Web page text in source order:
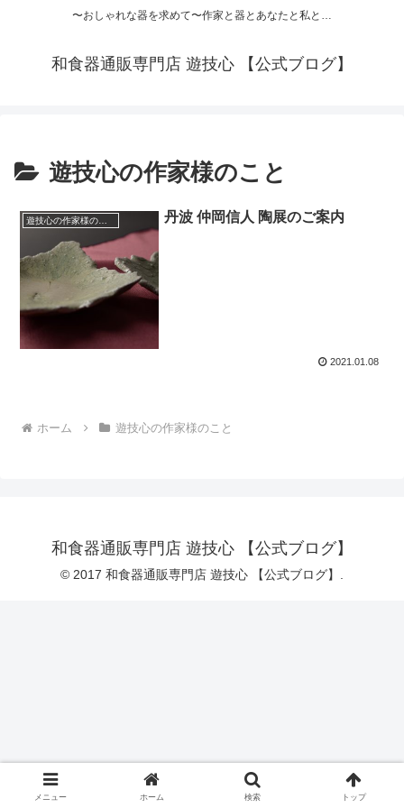
〜おしゃれな器を求めて〜作家と器とあなたと私と…
和食器通販専門店 遊技心 【公式ブログ】
遊技心の作家様のこと
遊技心の作家様のこと 丹波 仲岡信人 陶展のご案内
2021.01.08
ホーム 遊技心の作家様のこと
和食器通販専門店 遊技心 【公式ブログ】
© 2017 和食器通販専門店 遊技心 【公式ブログ】.
メニュー ホーム 検索 トップ